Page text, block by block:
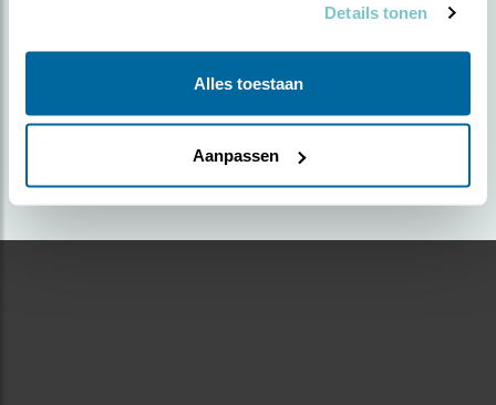
Details tonen
Alles toestaan
Aanpassen
Foto genomen in: Haven van Wijk bij Duurstede